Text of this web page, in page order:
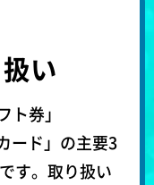
い
券」
ード」の主要3
す。取り扱い